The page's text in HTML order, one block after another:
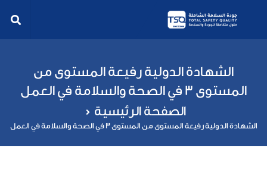
الشهادة الدولية رفيعة المستوى من
المستوى 3 في الصحة والسلامة في العمل
الصفحة الرئيسية
الشهادة الدولية رفيعة المستوى من المستوى 3 في الصحة والسلامة في العمل